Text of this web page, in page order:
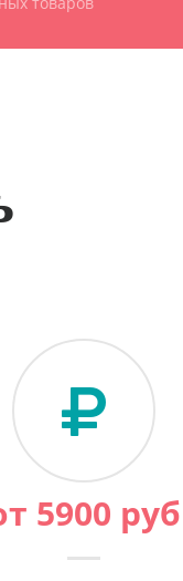
5900 руб